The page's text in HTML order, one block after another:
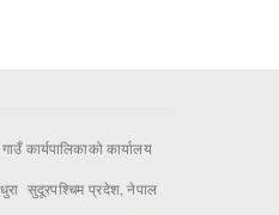
गाउँ कार्यपालिकाको कार्यालय
सुदूरपश्चिम प्रदेश, नेपाल